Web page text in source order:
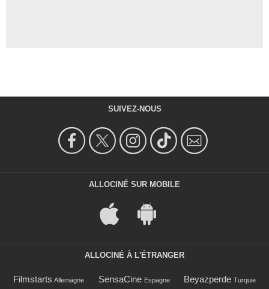
SUIVEZ-NOUS
ALLOCINÉ SUR MOBILE
ALLOCINÉ À L'ÉTRANGER
Filmstarts Allemagne SensaCine Espagne Beyazperde Turquie